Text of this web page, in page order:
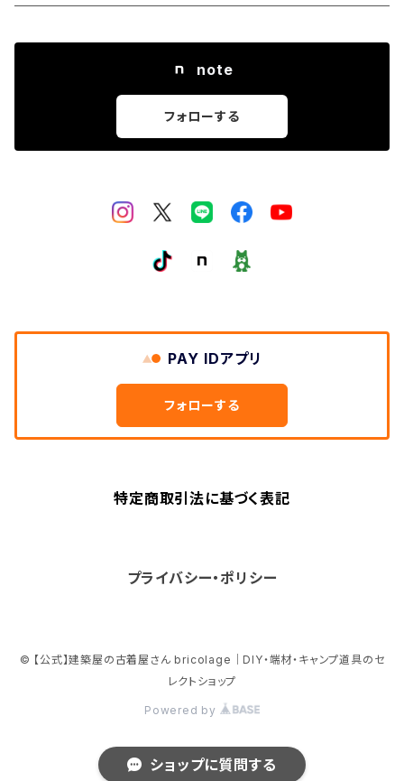
note
フォローする
PAY IDアプリ
フォローする
特定商取引法に基づく表記
プライバシー・ポリシー
© 【公式】建築屋の古着屋さん bricolage｜DIY・端材・キャンプ道具のセ
レクトショップ
Powered by
ショップに質問する